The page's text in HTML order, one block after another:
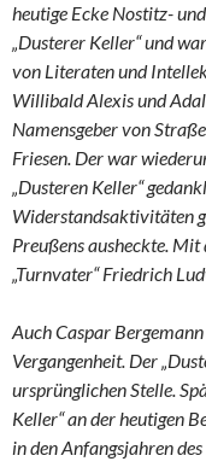
heutige Ecke Nostitz-
„Dusterer Keller“ und
von Literaten und
Willibald Alexis und
Namensgeber von
Friesen. Der war
„Dusteren Keller“
Widerstandsaktivitäten
Preußens ausheckte.
„Turnvater“ Friedrich
Auch Caspar
Vergangenheit. Der
ursprünglichen Stelle.
Keller“ an der heutigen
in den Anfangsjahren